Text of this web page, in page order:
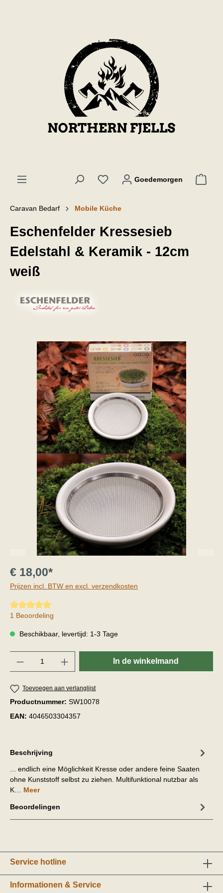
Goedemorgen
Caravan Bedarf Mobile Küche
Eschenfelder Kressesieb
Edelstahl & Keramik - 12cm
weiß
€ 18,00*
Prijzen incl. BTW en excl. verzendkosten
Gemiddelde waardering van 5 van 5 sterren
1 Beoordeling
Beschikbaar, levertijd: 1-3 Tage
In de winkelmand
Toevoegen aan verlanglijst
Productnummer: SW10078
EAN: 4046503304357
Beschrijving
... endlich eine Möglichkeit Kresse oder andere feine Saaten
ohne Kunststoff selbst zu ziehen. Multifunktional nutzbar als
K… Meer
Beoordelingen
Service hotline
Informationen & Service